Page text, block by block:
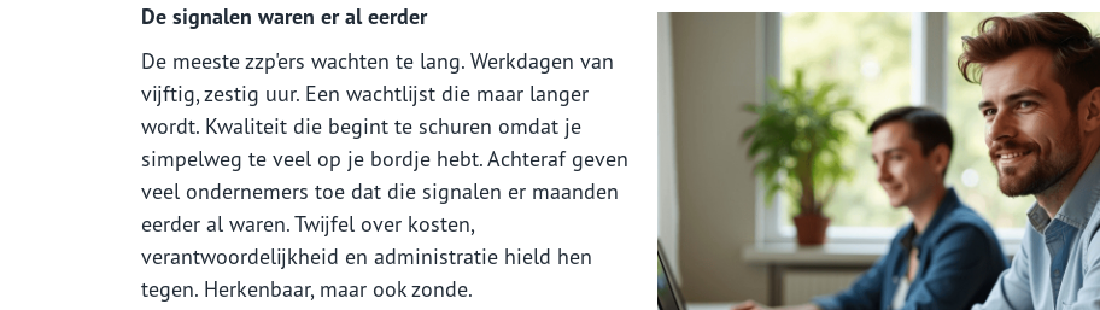
De signalen waren er al eerder
De meeste zzp'ers wachten te lang. Werkdagen van
vijftig, zestig uur. Een wachtlijst die maar langer
wordt. Kwaliteit die begint te schuren omdat je
simpelweg te veel op je bordje hebt. Achteraf geven
veel ondernemers toe dat die signalen er maanden
eerder al waren. Twijfel over kosten,
verantwoordelijkheid en administratie hield hen
tegen. Herkenbaar, maar ook zonde.